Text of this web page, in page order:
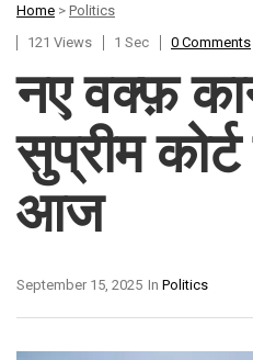
Home > Politics
121 Views
1 Sec 0 Comments
नए वक्फ़
सुप्रीम
आज
In Politics
September 15, 2025